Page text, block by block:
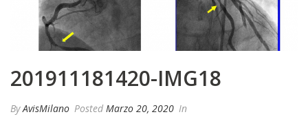
201911181420-IMG18
ByAvisMilano Posted Marzo 20, 2020 In